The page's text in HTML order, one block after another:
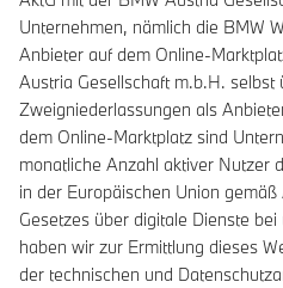
Unternehmen, nämlich die BMW
Anbieter auf dem Online-
Austria Gesellschaft m.b.H. selbst
Zweigniederlassungen als
dem Online-Marktplatz sind
monatliche Anzahl aktiver Nutzer
in der Europäischen Union
Gesetzes über digitale Dienste
haben wir zur Ermittlung dieses
der technischen und